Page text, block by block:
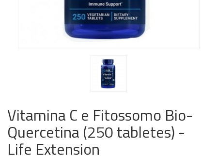
Vitamina C e Fitossomo Bio-
Quercetina (250 tabletes) -
Life Extension